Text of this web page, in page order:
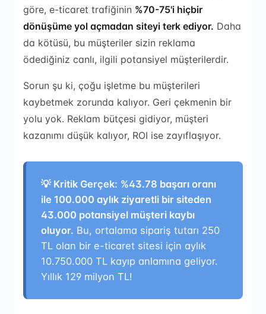
göre, e-ticaret trafiğinin %70-75'i hiçbir
dönüşüme yol açmadan siteyi terk ediyor. Daha
da kötüsü, bu müşteriler sizin reklama
ödediğiniz canlı, ilgili potansiyel müşterilerdir.
Sorun şu ki, çoğu işletme bu müşterileri
kaybetmek zorunda kalıyor. Geri çekmenin bir
yolu yok. Reklam bütçesi gidiyor, müşteri
kazanımı düşük kalıyor, ROI ise zayıflaşıyor.
💡 Kritik Gerçek: %43.78 başarı oranı
ile 100.000 aylık ziyaretli bir siteden
43.000 potansiyel müşteri kaybı
oluyor. Bu, ortalama sipariş tutarı 250
TL olan bir e-ticaret sitesi için aylık
10.750.000 TL kayıp anlamına geliyor.
Yıllık 129 milyon TL!